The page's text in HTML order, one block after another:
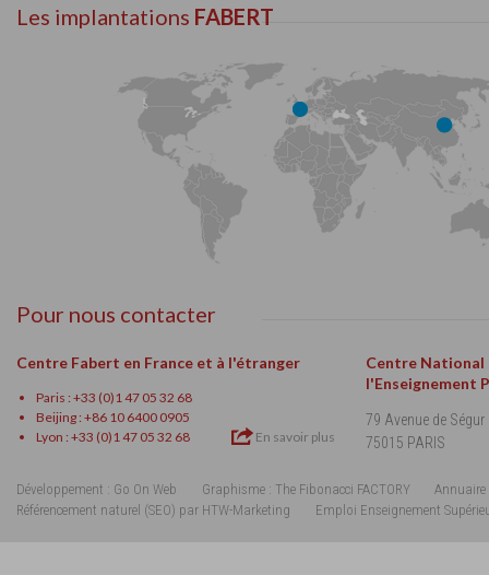
Les implantations FABERT
Pour nous contacter
Centre Fabert en France et à l'étranger
Paris : +33 (0)1 47 05 32 68
Beijing : +86 10 6400 0905
Lyon : +33 (0)1 47 05 32 68
En savoir plus
Centre National
l'Enseignement
79 Avenue de Ségur
75015 PARIS
Développement : Go On Web Graphisme : The Fibonacci FACTORY
Annuaire
Référencement naturel (SEO) par HTW-Marketing
Emploi Enseignement